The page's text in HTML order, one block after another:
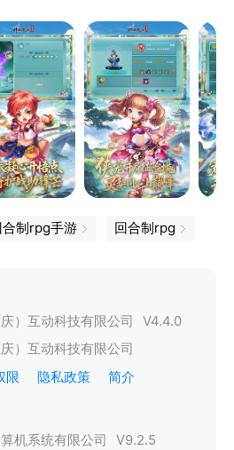
合制rpg手游 回合制rpg
）互动科技有限公司 V4.4.0
）互动科技有限公司
限 隐私政策 简介
机系统有限公司 V9.2.5